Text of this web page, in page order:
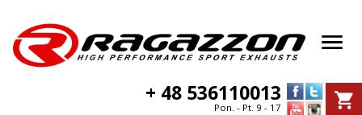
+ 48 536110013
Pon. - Pt. 9 - 17